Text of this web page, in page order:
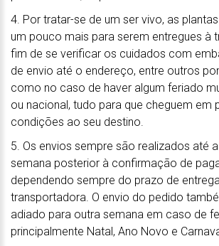
4. Por tratar-se de um ser vivo, as
um pouco mais para serem entregues à
fim de se verificar os cuidados com
de envio até o endereço, entre outros
como no caso de haver algum feriado
ou nacional, tudo para que cheguem em
condições ao seu destino.
5. Os envios sempre são realizados até
semana posterior à confirmação de
dependendo sempre do prazo de
transportadora. O envio do pedido
adiado para outra semana em caso de
principalmente Natal, Ano Novo e